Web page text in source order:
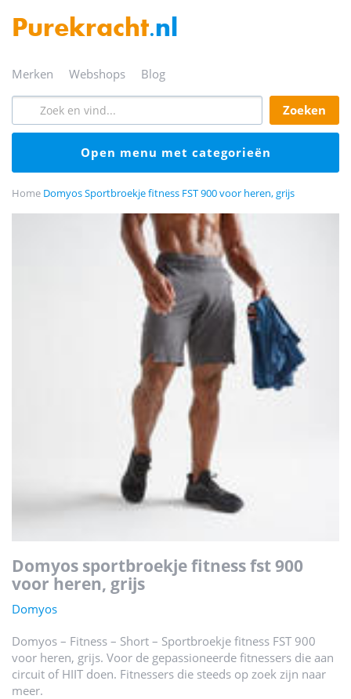
Purekracht.nl
merken webshops blog
zoeken
open menu met categorieën
Home Domyos Sportbroekje fitness FST 900 voor heren, grijs
domyos sportbroekje fitness fst 900
voor heren, grijs
Domyos
Domyos – Fitness – Short – Sportbroekje fitness FST 900
voor heren, grijs. Voor de gepassioneerde fitnessers die aan
circuit of HIIT doen. Fitnessers die steeds op zoek zijn naar
meer.